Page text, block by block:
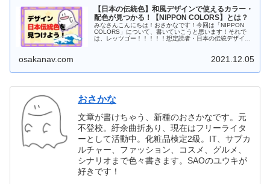
【日本の伝統色】和風デザインで使えるカラー・
配色が見つかる！【NIPPON COLORS】とは？
みなさんこんにちは！おさかなです！今回は「NIPPON
COLORS」について、書いていこうと思います！それで
は、レッツゴー！！！！！想定読者・日本の伝統デザイン
osakanav.com 2021.12.05
おさかな
文章が書けちゃう、新種のおさかなです。元
不登校。紆余曲折あり、現在はフリーライタ
ーとして活動中。化粧品検定2級。IT、サブカ
ルチャー、ファッション、コスメ、グルメ、
シナリオまで色々書きます。SAOのユウキが
好きです！